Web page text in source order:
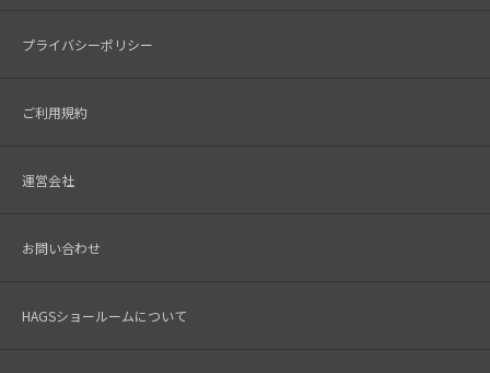
プライバシーポリシー
ご利用規約
運営会社
お問い合わせ
HAGSショールームについて